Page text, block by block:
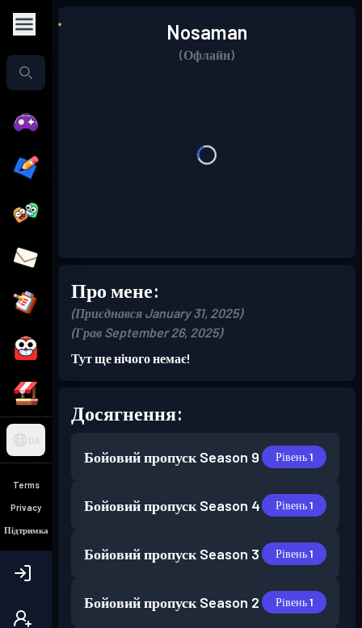
UA
Terms
Privacy
Підтримка
Nosaman
(Офлайн)
Про мене:
(Приєднався January 31, 2025)
(Грав September 26, 2025)
Тут ще нічого немає!
Досягнення:
Бойовий пропуск Season 9 Рівень 1
Бойовий пропуск Season 4 Рівень 1
Бойовий пропуск Season 3 Рівень 1
Бойовий пропуск Season 2 Рівень 1